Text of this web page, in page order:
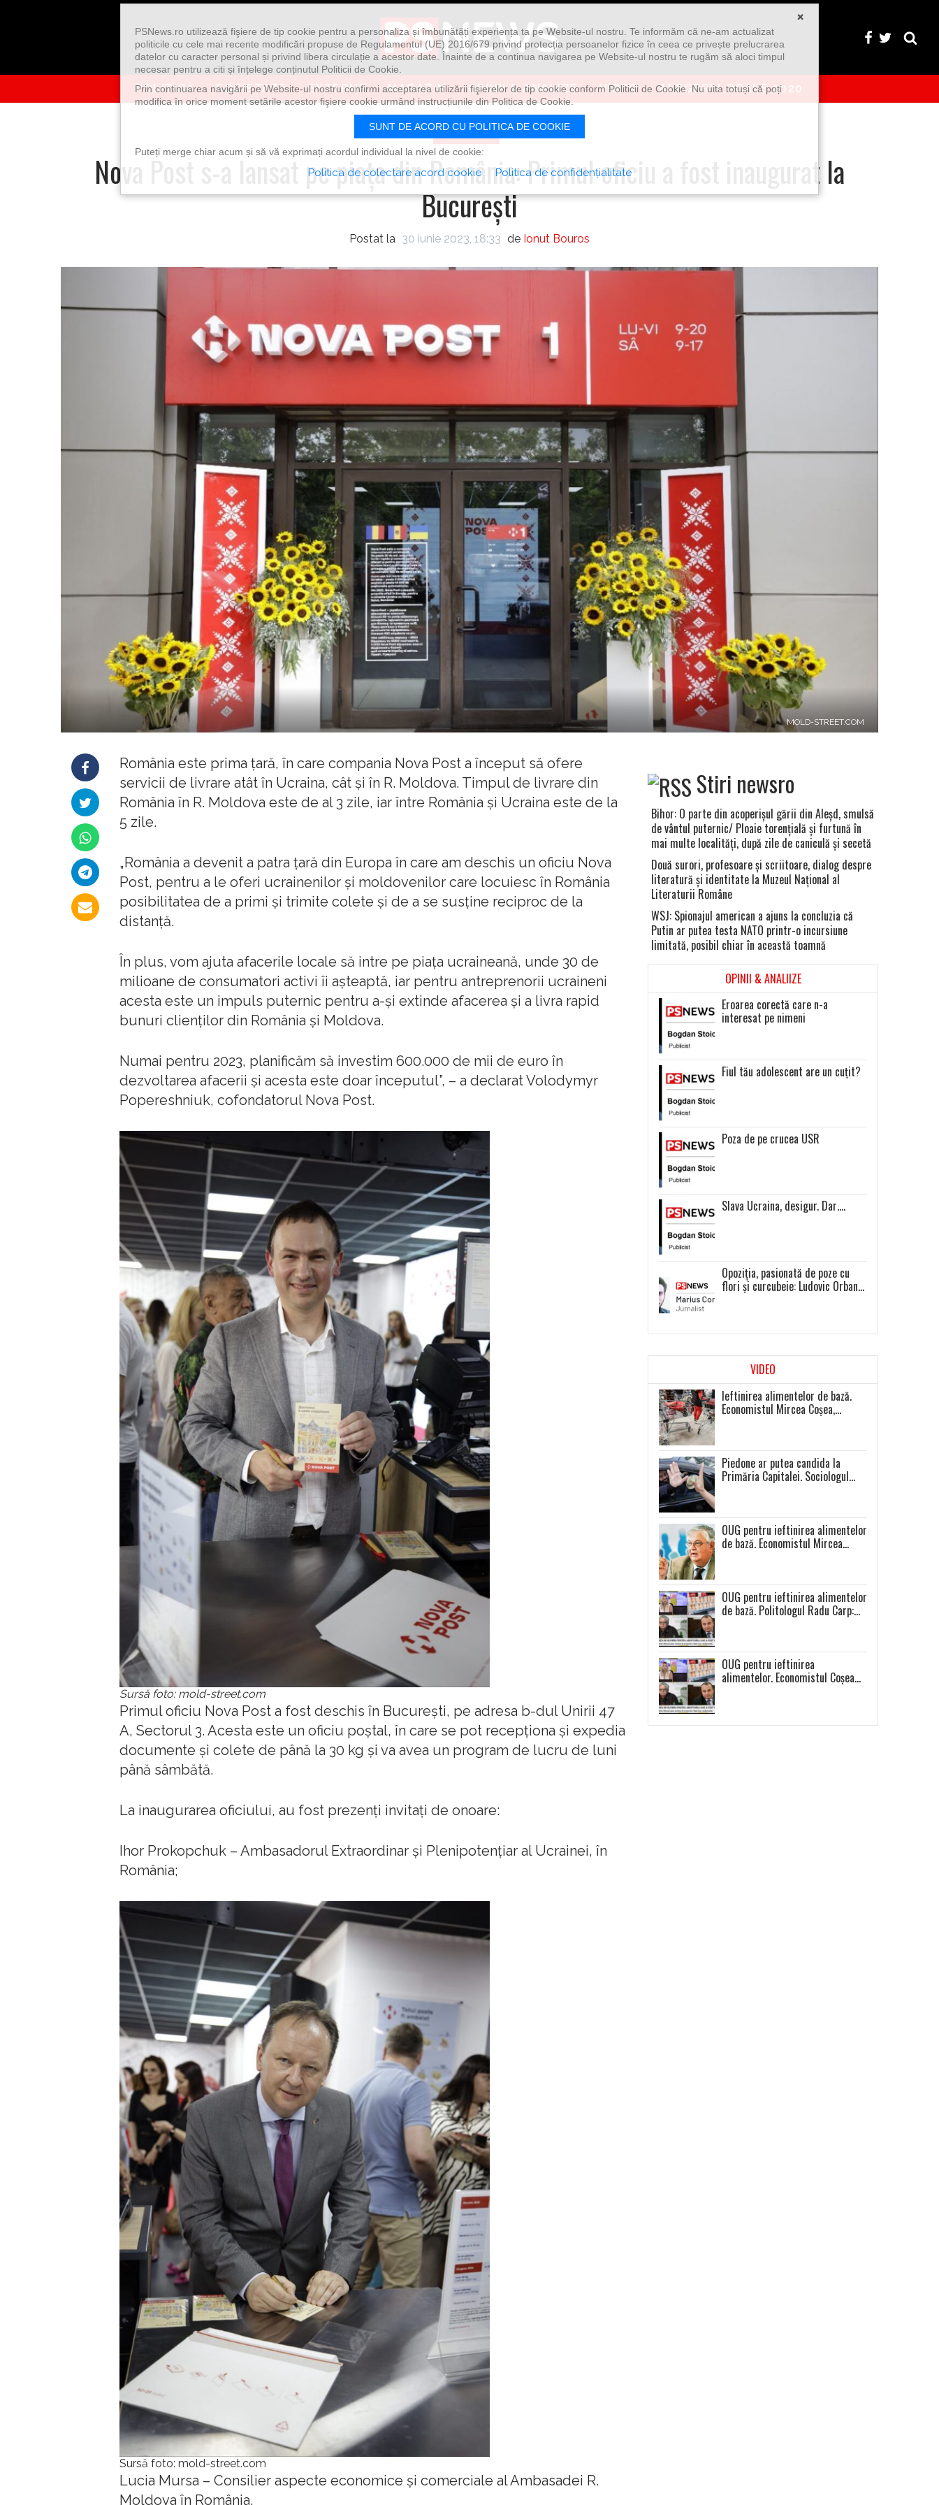
POLITICĂ SOCIETATE EXTERNE MAGAZIN OPINII & ANALIZE VIDEO ALEGERI LOCALE 2020
SOCIETATE
Nova Post s-a lansat pe piața din România: Primul oficiu a fost inaugurat la
București
Postat la 30 iunie 2023, 18:33 de Ionut Bouros
MOLD-STREET.COM
România este prima țară, în care compania Nova Post a început să ofere
servicii de livrare atât în Ucraina, cât și în R. Moldova. Timpul de livrare din
România în R. Moldova este de al 3 zile, iar între România și Ucraina este de la
5 zile.
„România a devenit a patra țară din Europa în care am deschis un oficiu Nova
Post, pentru a le oferi ucrainenilor și moldovenilor care locuiesc în România
posibilitatea de a primi și trimite colete și de a se susține reciproc de la
distanță.
În plus, vom ajuta afacerile locale să intre pe piața ucraineană, unde 30 de
milioane de consumatori activi îi așteaptă, iar pentru antreprenorii ucraineni
acesta este un impuls puternic pentru a-și extinde afacerea și a livra rapid
bunuri clienților din România și Moldova.
Numai pentru 2023, planificăm să investim 600.000 de mii de euro în
dezvoltarea afacerii și acesta este doar începutul”, – a declarat Volodymyr
Popereshniuk, cofondatorul Nova Post.
Sursă foto: mold-street.com
Primul oficiu Nova Post a fost deschis în București, pe adresa b-dul Unirii 47
A, Sectorul 3. Acesta este un oficiu poștal, în care se pot recepționa și expedia
documente și colete de până la 30 kg și va avea un program de lucru de luni
până sâmbătă.
La inaugurarea oficiului, au fost prezenți invitați de onoare:
Ihor Prokopchuk – Ambasadorul Extraordinar și Plenipotențiar al Ucrainei, în
România;
Sursă foto: mold-street.com
Lucia Mursa – Consilier aspecte economice și comerciale al Ambasadei R.
Moldova în România.
Stiri newsro
Bihor: O parte din acoperişul gării din Aleşd, smulsă
de vântul puternic/ Ploaie torenţială şi furtună în
mai multe localităţi, după zile de caniculă şi secetă
Două surori, profesoare şi scriitoare, dialog despre
literatură şi identitate la Muzeul Naţional al
Literaturii Române
WSJ: Spionajul american a ajuns la concluzia că
Putin ar putea testa NATO printr-o incursiune
limitată, posibil chiar în această toamnă
OPINII & ANALIIZE
Eroarea corectă care n-a
interesat pe nimeni
Fiul tău adolescent are un cuțit?
Poza de pe crucea USR
Slava Ucraina, desigur. Dar….
Opoziția, pasionată de poze cu
flori și curcubeie: Ludovic Orban
VIDEO
Ieftinirea alimentelor de bază.
Economistul Mircea Coșea,
Piedone ar putea candida la
Primăria Capitalei. Sociologul
alegerile
OUG pentru ieftinirea alimentelor
de bază. Economistul Mircea
produse”
OUG pentru ieftinirea alimentelor
de bază. Politologul Radu Carp:
OUG pentru ieftinirea
alimentelor. Economistul Coșea
×
PSNews.ro utilizează fişiere de tip cookie pentru a personaliza și îmbunătăți experiența ta pe Website-ul nostru. Te informăm că ne-am actualizat
politicile cu cele mai recente modificări propuse de Regulamentul (UE) 2016/679 privind protecția persoanelor fizice în ceea ce privește prelucrarea
datelor cu caracter personal și privind libera circulație a acestor date. Înainte de a continua navigarea pe Website-ul nostru te rugăm să aloci timpul
necesar pentru a citi și înțelege conținutul Politicii de Cookie.
Prin continuarea navigării pe Website-ul nostru confirmi acceptarea utilizării fişierelor de tip cookie conform Politicii de Cookie. Nu uita totuși că poți
modifica în orice moment setările acestor fişiere cookie urmând instrucțiunile din Politica de Cookie.
SUNT DE ACORD CU POLITICA DE COOKIE
Puteți merge chiar acum și să vă exprimați acordul individual la nivel de cookie:
Politica de colectare acord cookie Politica de confidențialitate